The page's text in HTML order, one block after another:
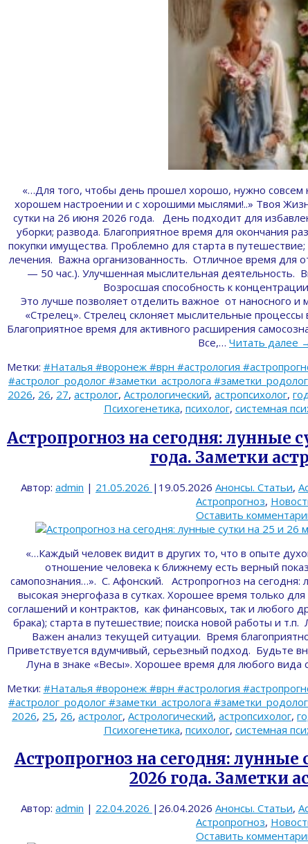
«…Для того, чтобы день прошел хорошо, нужно совсем
хорошем настроении и с хорошими мыслями!..» Твоя
сутки на 26 июня 2026 года. День подходит для
уборки; развода. Благоприятное время для окончания
покупки имущества. Проблемно для старта в
лечения. Важна организованность. Отличное время для
— 50 час.). Улучшенная мыслительная деятельность.
Возросшая способность к
Это лучше позволяет отделить важное от наносного и
«Стрелец». Стрелец склоняет мыслительные
Благоприятное время для активного расширения
Все,… Читать далее
Метки: #Наталья #воронеж #врн #астрология
#астролог_родолог #заметки_астролога
2026, 26, 27, астролог, Астрологический, астропсихолог,
Психогенетика, психолог, системная
Астропрогноз на сегодня: лунные
года. Заметки
Автор: admin | 21.05.2026 | 19.05.2026 Анонсы. Статьи,
Астропрогноз,
Оставить
«…Каждый человек видит в других то, что в опыте
отношение человека к ближнему есть верный
самопознания…». С. Афонский. Астропрогноз на
высокая энергофаза в сутках. Хорошее время только
соглашений и контрактов, как финансовых, так и любого
брака); старта в путешествие; поиска новой работы и
Важен анализ текущей ситуации. Время
Приветствуется вдумчивый, серьезный подход. Будьте
Луна в знаке «Весы». Хорошее время для любого вида
Метки: #Наталья #воронеж #врн #астрология
#астролог_родолог #заметки_астролога
2026, 25, 26, астролог, Астрологический, астропсихолог,
Психогенетика, психолог, системная
Астропрогноз на сегодня: лунные
2026 года. Заметки
Автор: admin | 22.04.2026 | 26.04.2026 Анонсы. Статьи,
Астропрогноз,
Оставить